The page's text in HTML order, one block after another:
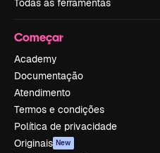
Todas as ferramentas
Começar
Academy
Documentação
Atendimento
Termos e condições
Política de privacidade
Originais New